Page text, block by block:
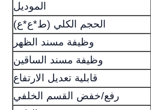
الموديل
الحجم الكلي (ط*ع*ع)
وظيفة مسند الظهر
وظيفة مسند الساقين
قابلية تعديل الارتفاع
رفع/خفض القسم الخلفي